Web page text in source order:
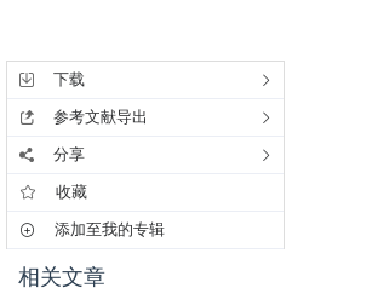
下载
参考文献导出
分享
收藏
添加至我的专辑
相关文章